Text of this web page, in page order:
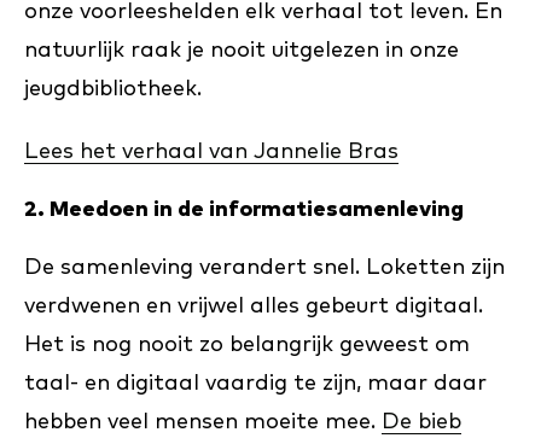
onze voorleeshelden elk verhaal tot leven. En
natuurlijk raak je nooit uitgelezen in onze
jeugdbibliotheek.
Lees het verhaal van Jannelie Bras
2. Meedoen in de informatiesamenleving
De samenleving verandert snel. Loketten zijn
verdwenen en vrijwel alles gebeurt digitaal.
Het is nog nooit zo belangrijk geweest om
taal- en digitaal vaardig te zijn, maar daar
hebben veel mensen moeite mee. De bieb